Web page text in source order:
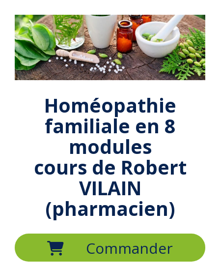
Homéopathie
familiale en 8
modules
cours de Robert
VILAIN
(pharmacien)
Commander